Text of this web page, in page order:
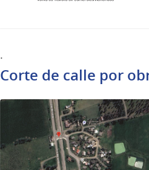
.
Corte de calle por